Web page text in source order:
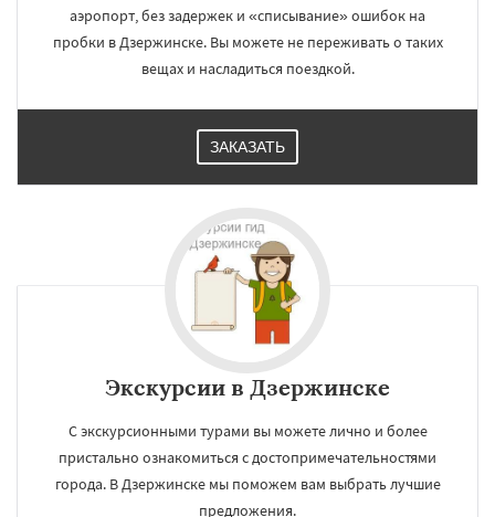
аэропорт, без задержек и «списывание» ошибок на
пробки в Дзержинске. Вы можете не переживать о таких
вещах и насладиться поездкой.
ЗАКАЗАТЬ
Экскурсии в Дзержинске
С экскурсионными турами вы можете лично и более
пристально ознакомиться с достопримечательностями
города. В Дзержинске мы поможем вам выбрать лучшие
предложения.